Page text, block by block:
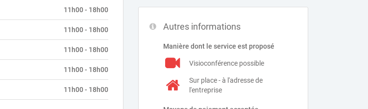
Autres informations
Manière dont le service est proposé
Visioconférence possible
Sur place - à l'adresse de
l'entreprise
11h00 - 18h00
11h00 - 18h00
11h00 - 18h00
11h00 - 18h00
11h00 - 18h00